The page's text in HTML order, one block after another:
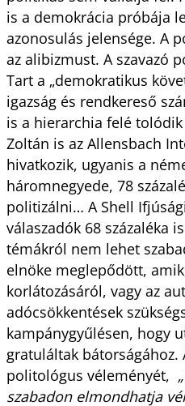
is a demokrácia próbája
azonosulás jelensége. A
az alibizmust. A szavazó
Tart a „demokratikus
igazság és rendkereső
is a hierarchia felé
Zoltán is az Allensbach
hivatkozik, ugyanis a
háromnegyede, 78
politizálni… A Shell
válaszadók 68 százaléka
témákról nem lehet
elnöke meglepődött,
korlátozásáról, vagy az
adócsökkentések
kampánygyűlésen, hogy
gratuláltak bátorságához.
politológus véleményét,
szabadon elmondhatja